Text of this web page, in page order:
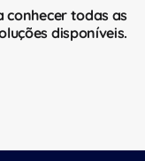
conhecer todas as
disponíveis.